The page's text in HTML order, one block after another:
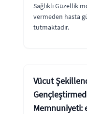
Sağlıklı Güzellik
vermeden hasta
tutmaktadır.
Vücut
Memnuniyeti: